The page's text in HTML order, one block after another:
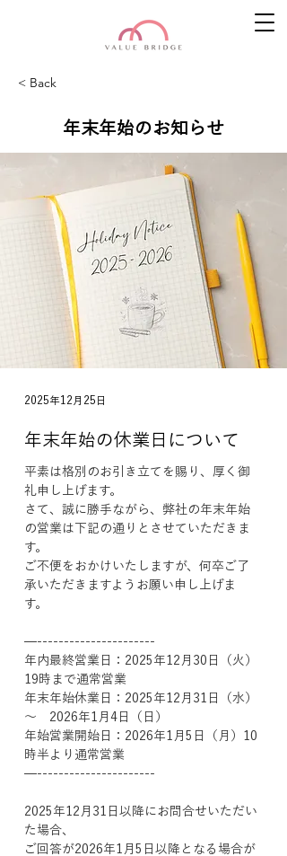
< Back
年末年始のお知らせ
2025年12月25日
年末年始の休業日について
平素は格別のお引き立てを賜り、厚く御
礼申し上げます。
さて、誠に勝手ながら、弊社の年末年始
の営業は下記の通りとさせていただきま
す。
ご不便をおかけいたしますが、何卒ご了
承いただきますようお願い申し上げま
す。
—----------------------
年内最終営業日：2025年12月30日（火）
19時まで通常営業
年末年始休業日：2025年12月31日（水）
〜　2026年1月4日（日）
年始営業開始日：2026年1月5日（月）10
時半より通常営業
—----------------------
2025年12月31日以降にお問合せいただい
た場合、
ご回答が2026年1月5日以降となる場合が